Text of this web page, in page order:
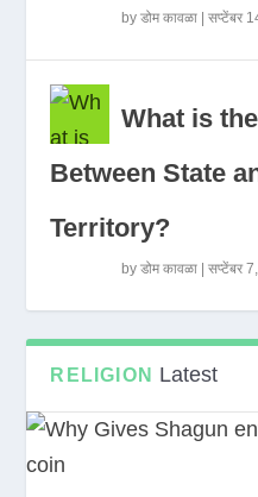
byडोम कावळा |सप्टेंबर
What is
Between State
Territory?
byडोम कावळा |सप्टेंबर
RELIGION Latest